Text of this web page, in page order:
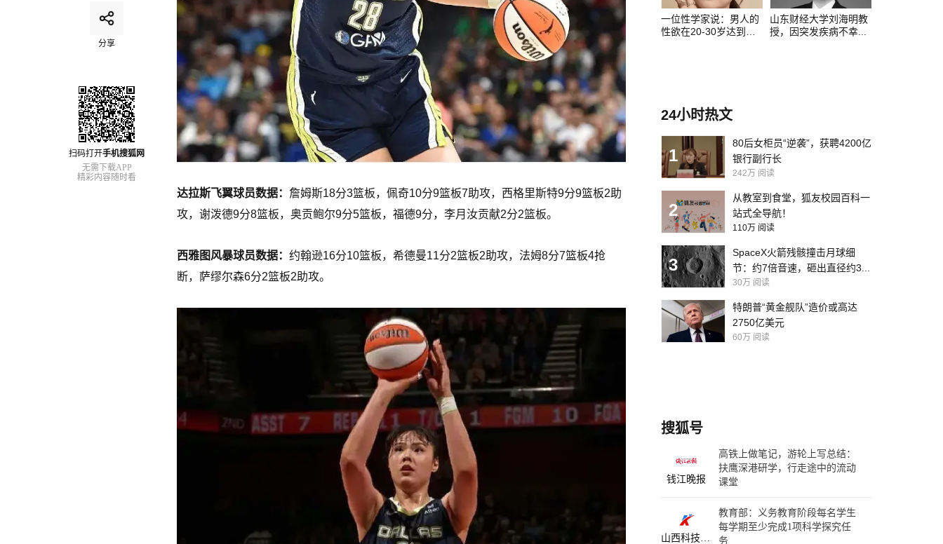
分享
扫码打开手机搜狐网
无需下载APP
精彩内容随时看
达拉斯飞翼球员数据： 詹姆斯18分3篮板，佩奇10分9篮板7助攻，西格里斯特9分9篮板2助
攻，谢泼德9分8篮板，奥贡鲍尔9分5篮板，福德9分，李月汝贡献2分2篮板。
西雅图风暴球员数据： 约翰逊16分10篮板，希德曼11分2篮板2助攻，法姆8分7篮板4抢
断，萨缪尔森6分2篮板2助攻。
一位性学家说：男人的
性欲在20-30岁达到
山东财经大学刘海明教
授，因突发疾病不幸...
24小时热文
1
80后女柜员“逆袭”，获聘4200亿
银行副行长
242万 阅读
2
从教室到食堂，狐友校园百科一
站式全导航！
110万 阅读
3
SpaceX火箭残骸撞击月球细
节：约7倍音速，砸出直径约3...
30万 阅读
特朗普“黄金舰队”造价或高达
2750亿美元
60万 阅读
搜狐号
钱江晚报
高铁上做笔记，游轮上写总结：
扶鹰深港研学，行走途中的流动
课堂
山西科技报融媒体
教育部：义务教育阶段每名学生
每学期至少完成1项科学探究任
务